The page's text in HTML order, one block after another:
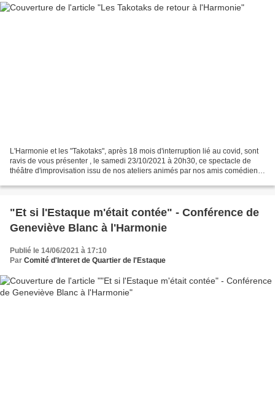
L'Harmonie et les "Takotaks", après 18 mois d'interruption lié au covid, sont
ravis de vous présenter , le samedi 23/10/2021 à 20h30, ce spectacle de
théâtre d'improvisation issu de nos ateliers animés par nos amis comédiens:
"Et si l'Estaque m'était contée" - Conférence de
Geneviève Blanc à l'Harmonie
Publié le 14/06/2021 à 17:10
Par Comité d'Interet de Quartier de l'Estaque